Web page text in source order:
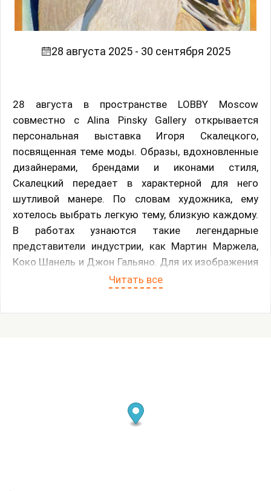
28 августа 2025 - 30 сентября 2025
28 августа в пространстве LOBBY Moscow
совместно с Alina Pinsky Gallery открывается
персональная выставка Игоря Скалецкого,
посвященная теме моды. Образы, вдохновленные
дизайнерами, брендами и иконами стиля,
Скалецкий передает в характерной для него
шутливой манере. По словам художника, ему
хотелось выбрать легкую тему, близкую каждому.
В работах узнаются такие легендарные
представители индустрии, как Мартин Маржела,
Коко Шанель и Джон Гальяно. Для их изображения
автор выбрал форму медальонов, отсылающую к
прекрасной поре, прекрасной, как уходящее лето».
Читать все